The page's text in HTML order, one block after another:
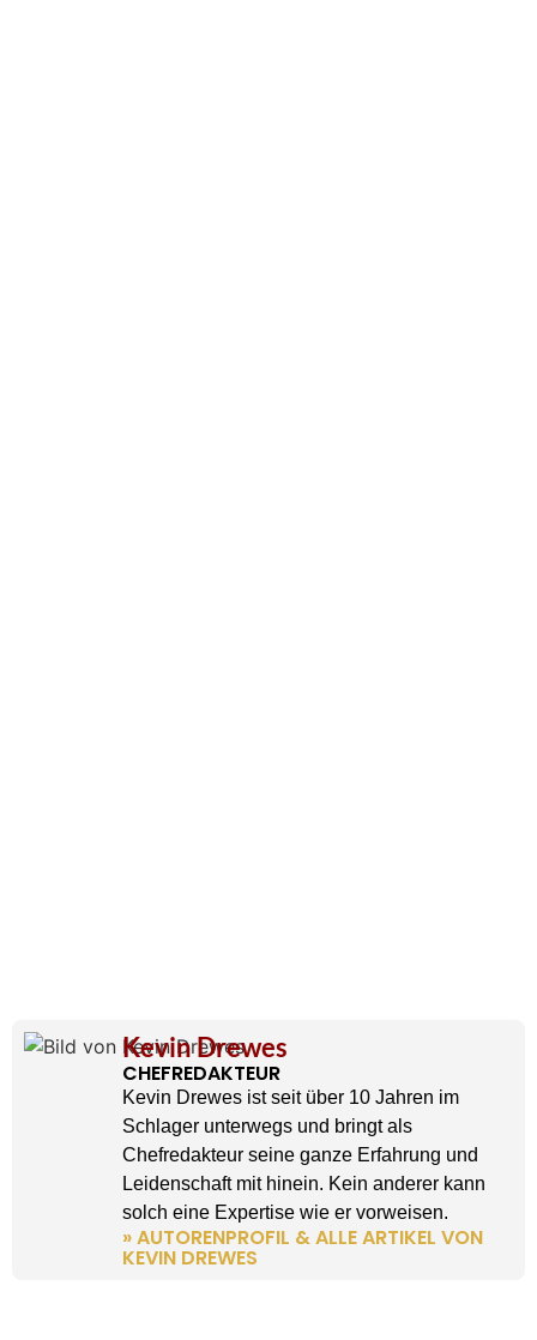
Kevin Drewes
CHEFREDAKTEUR
Kevin Drewes ist seit über 10 Jahren im
Schlager unterwegs und bringt als
Chefredakteur seine ganze Erfahrung und
Leidenschaft mit hinein. Kein anderer kann
solch eine Expertise wie er vorweisen.
» AUTORENPROFIL & ALLE ARTIKEL VON
KEVIN DREWES